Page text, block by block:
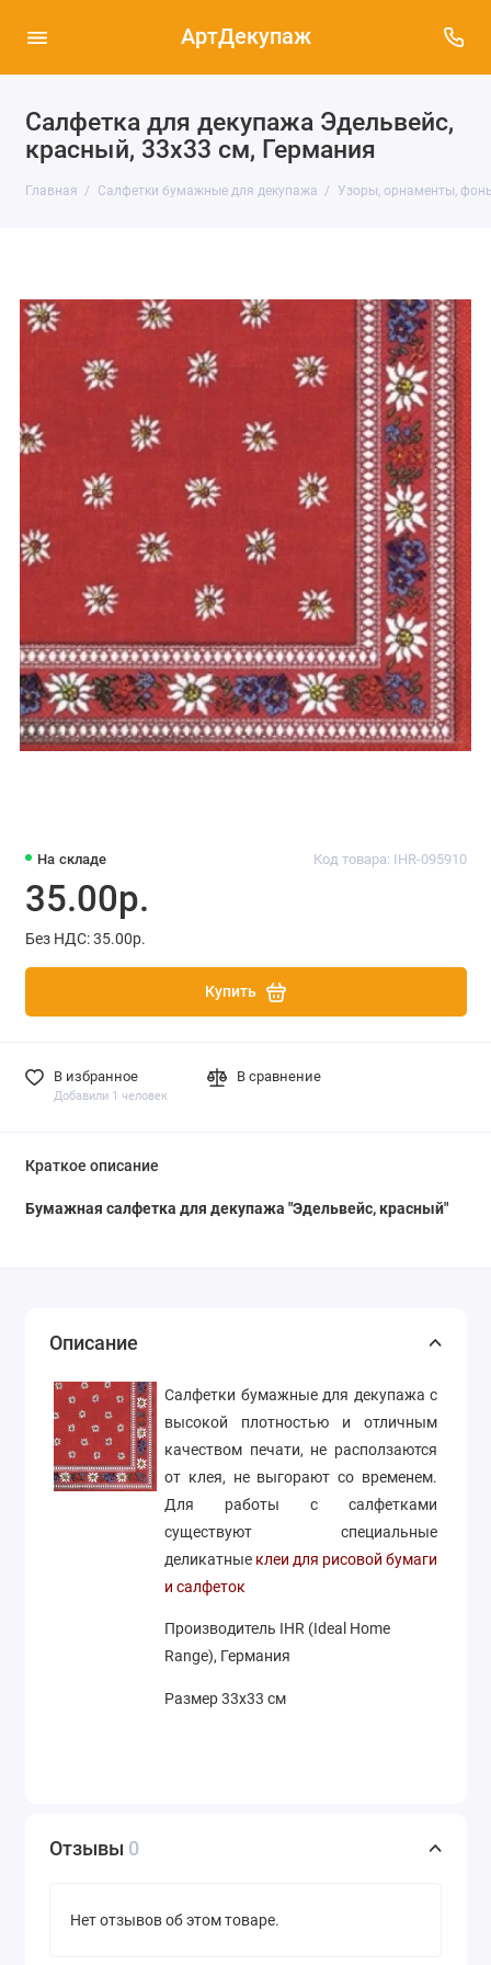
АртДекупаж
Салфетка для декупажа Эдельвейс,
красный, 33х33 см, Германия
Главная Салфетки бумажные для декупажа Узоры, орнаменты,
На складе Код товара: IHR-095910
35.00р.
Без НДС: 35.00р.
Купить
В избранное
Добавили 1 человек
В сравнение
Краткое описание
Бумажная салфетка для декупажа "Эдельвейс, красный"
Описание
Салфетки бумажные для декупажа с
высокой плотностью и отличным
качеством печати, не расползаются
от клея, не выгорают со временем.
Для работы с салфетками
существуют специальные
деликатные клеи для рисовой бумаги
и салфеток
Производитель IHR (Ideal Home
Range), Германия
Размер 33х33 см
Отзывы 0
Нет отзывов об этом товаре.